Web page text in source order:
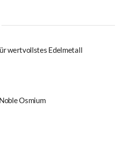
wertvollstes Edelmetall
Osmium